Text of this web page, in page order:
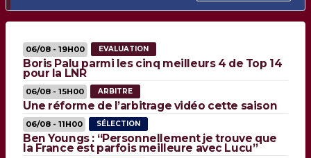
06/08 - 19H00 EVALUATION
Boris Palu parmi les cinq meilleurs 4 de Top 14
pour la LNR
06/08 - 15H00 ARBITRE
Une réforme de l’arbitrage vidéo cette saison
06/08 - 11H00 SÉLECTION
Ben Youngs : “Personnellement je trouve que
la France est parfois meilleure avec Lucu”